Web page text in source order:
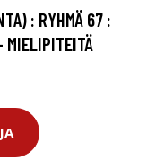
: RYHMÄ 67 :
MIELIPITEITÄ